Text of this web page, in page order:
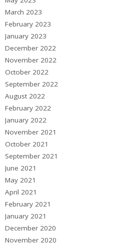
March 2023
February 2023
January 2023
December 2022
November 2022
October 2022
September 2022
August 2022
February 2022
January 2022
November 2021
October 2021
September 2021
June 2021
May 2021
April 2021
February 2021
January 2021
December 2020
November 2020